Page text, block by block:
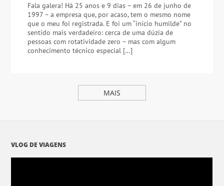
Fala galera! Há 25 anos e 9 dias – em 26 de junho de
1997 – a empresa que, por acaso, tem o mesmo nome
que o meu foi registrada. E foi um “início humilde” no
sentido mais verdadeiro: cerca de uma dúzia de
pessoas com rotatividade zero – mas com algum
conhecimento técnico especial […]
MAIS
VLOG DE VIAGENS